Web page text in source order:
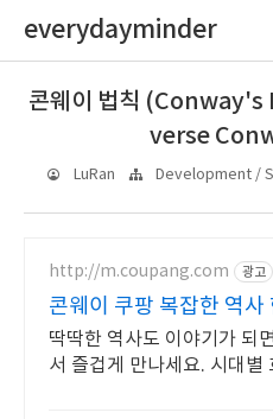
everydayminder
콘웨이 법칙 (Conway's
verse
LuRan Development /
http://m.coupang.com 광고
콘웨이 쿠팡 복잡한 역사
딱딱한 역사도 이야기가 되
서 즐겁게 만나세요. 시대별